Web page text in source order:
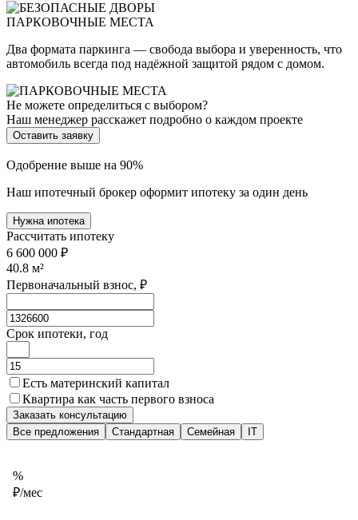
ПАРКОВОЧНЫЕ МЕСТА
Два формата паркинга — свобода выбора и уверенность, что
автомобиль всегда под надёжной защитой рядом с домом.
Не можете определиться с выбором?
Наш менеджер расскажет подробно о каждом проекте
Оставить заявку
Одобрение выше на 90%
Наш ипотечный брокер оформит ипотеку за один день
Нужна ипотека
Рассчитать ипотеку
6 600 000 ₽
40.8 м²
Первоначальный взнос, ₽
Срок ипотеки, год
Есть материнский капитал
Квартира как часть первого взноса
Заказать консультацию
Все предложения
Стандартная Семейная IT
%
₽/мес